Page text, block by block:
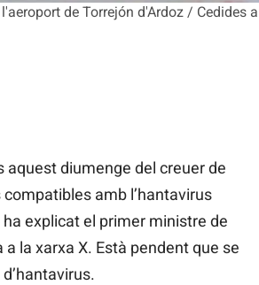
de Torrejón d'Ardoz / Cedides
aquest diumenge del creuer de
amb l’hantavirus
explicat el primer ministre de
la xarxa X. Està pendent que se